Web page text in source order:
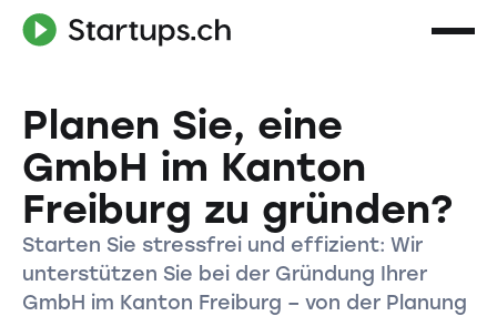
Planen Sie, eine
GmbH im Kanton
Freiburg zu gründen?
Starten Sie stressfrei und effizient: Wir
unterstützen Sie bei der Gründung Ihrer
GmbH im Kanton Freiburg – von der Planung